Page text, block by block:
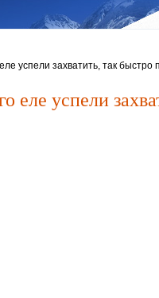
успели захватить, так
еле успели